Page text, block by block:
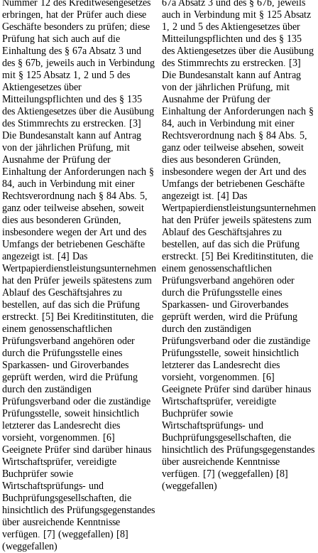
Nummer 12 des Kreditwesengesetzes
erbringen, hat der Prüfer auch diese
Geschäfte besonders zu prüfen; diese
Prüfung hat sich auch auf die
Einhaltung des § 67a Absatz 3 und
des § 67b, jeweils auch in Verbindung
mit § 125 Absatz 1, 2 und 5 des
Aktiengesetzes über
Mitteilungspflichten und des § 135
des Aktiengesetzes über die Ausübung
des Stimmrechts zu erstrecken. [3]
Die Bundesanstalt kann auf Antrag
von der jährlichen Prüfung, mit
Ausnahme der Prüfung der
Einhaltung der Anforderungen nach §
84, auch in Verbindung mit einer
Rechtsverordnung nach § 84 Abs. 5,
ganz oder teilweise absehen, soweit
dies aus besonderen Gründen,
insbesondere wegen der Art und des
Umfangs der betriebenen Geschäfte
angezeigt ist. [4] Das
Wertpapierdienstleistungsunternehmen
hat den Prüfer jeweils spätestens zum
Ablauf des Geschäftsjahres zu
bestellen, auf das sich die Prüfung
erstreckt. [5] Bei Kreditinstituten, die
einem genossenschaftlichen
Prüfungsverband angehören oder
durch die Prüfungsstelle eines
Sparkassen- und Giroverbandes
geprüft werden, wird die Prüfung
durch den zuständigen
Prüfungsverband oder die zuständige
Prüfungsstelle, soweit hinsichtlich
letzterer das Landesrecht dies
vorsieht, vorgenommen. [6]
Geeignete Prüfer sind darüber hinaus
Wirtschaftsprüfer, vereidigte
Buchprüfer sowie
Wirtschaftsprüfungs- und
Buchprüfungsgesellschaften, die
hinsichtlich des Prüfungsgegenstandes
über ausreichende Kenntnisse
verfügen. [7] (weggefallen) [8]
(weggefallen)
67a Absatz 3 und des § 67b, jeweils
auch in Verbindung mit § 125 Absatz
1, 2 und 5 des Aktiengesetzes über
Mitteilungspflichten und des § 135
des Aktiengesetzes über die Ausübung
des Stimmrechts zu erstrecken. [3]
Die Bundesanstalt kann auf Antrag
von der jährlichen Prüfung, mit
Ausnahme der Prüfung der
Einhaltung der Anforderungen nach §
84, auch in Verbindung mit einer
Rechtsverordnung nach § 84 Abs. 5,
ganz oder teilweise absehen, soweit
dies aus besonderen Gründen,
insbesondere wegen der Art und des
Umfangs der betriebenen Geschäfte
angezeigt ist. [4] Das
Wertpapierdienstleistungsunternehmen
hat den Prüfer jeweils spätestens zum
Ablauf des Geschäftsjahres zu
bestellen, auf das sich die Prüfung
erstreckt. [5] Bei Kreditinstituten, die
einem genossenschaftlichen
Prüfungsverband angehören oder
durch die Prüfungsstelle eines
Sparkassen- und Giroverbandes
geprüft werden, wird die Prüfung
durch den zuständigen
Prüfungsverband oder die zuständige
Prüfungsstelle, soweit hinsichtlich
letzterer das Landesrecht dies
vorsieht, vorgenommen. [6]
Geeignete Prüfer sind darüber hinaus
Wirtschaftsprüfer, vereidigte
Buchprüfer sowie
Wirtschaftsprüfungs- und
Buchprüfungsgesellschaften, die
hinsichtlich des Prüfungsgegenstandes
über ausreichende Kenntnisse
verfügen. [7] (weggefallen) [8]
(weggefallen)